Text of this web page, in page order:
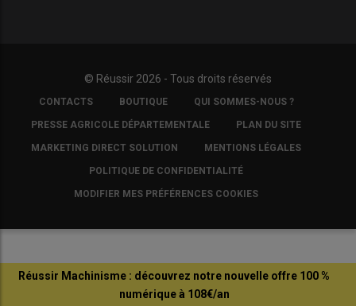
© Réussir 2026 - Tous droits réservés
FOOTER
COPYRIGHT
CONTACTS BOUTIQUE QUI SOMMES-NOUS ?
PRESSE AGRICOLE DÉPARTEMENTALE PLAN DU SITE
MARKETING DIRECT SOLUTION MENTIONS LÉGALES
POLITIQUE DE CONFIDENTIALITÉ
MODIFIER MES PRÉFÉRENCES COOKIES
Réussir Machinisme : découvrez notre nouvelle offre 100 %
numérique à 108€/an